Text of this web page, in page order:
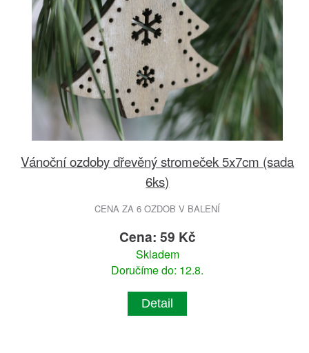
Vánoční ozdoby dřevěný stromeček 5x7cm (sada
6ks)
CENA ZA 6 OZDOB V BALENÍ
Cena: 59 Kč
Skladem
Doručíme do: 12.8.
Detail